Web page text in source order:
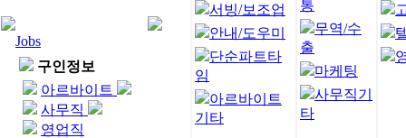
Jobs
구인정보
아르바이트
사무직
영업직
서빙/보조업
안내/도우미
단순파트타
임
아르바이트
기타
통
무역/수
출
마케팅
사무직기
타